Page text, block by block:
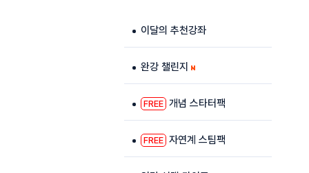
이달의 추천강좌
완강 챌린지
FREE 개념 스타터팩
FREE 자연계 스팀팩